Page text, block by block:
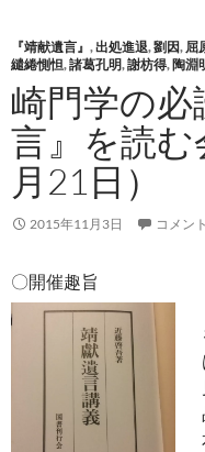
『靖献遺言』 ,出処進退,劉因, 屈
繾綣惻怛,諸葛孔明,謝枋得, 陶淵
崎門学の必
言』を読む
月21日）
2015年11月3日 コメン
〇開催趣旨